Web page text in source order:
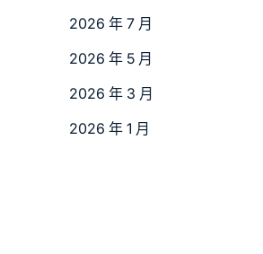
2026 年 7 月
2026 年 5 月
2026 年 3 月
2026 年 1 月